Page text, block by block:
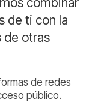
de ti con la
de otras
de redes
público.